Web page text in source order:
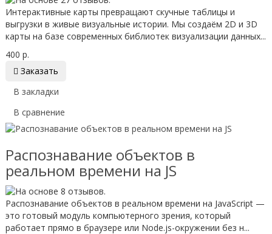
Интерактивные карты превращают скучные таблицы и
выгрузки в живые визуальные истории. Мы создаём 2D и 3D
карты на базе современных библиотек визуализации данных...
400 р.
 Заказать
В закладки
В сравнение
Распознавание объектов в
реальном времени на JS
Распознавание объектов в реальном времени на JavaScript —
это готовый модуль компьютерного зрения, который
работает прямо в браузере или Node.js-окружении без н...